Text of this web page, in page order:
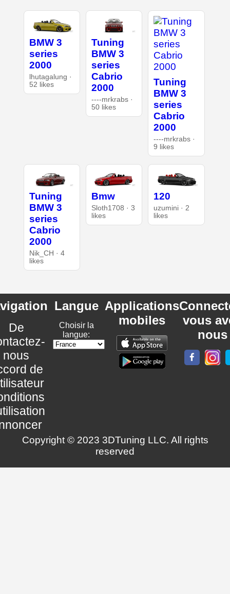
BMW 3
series
2000
lhutagalung ·
52 likes
Tuning
BMW 3
series
Cabrio
2000
----mrkrabs ·
50 likes
Tuning
BMW 3
series
Cabrio
2000
----mrkrabs ·
9 likes
Tuning
BMW 3
series
Cabrio
2000
Nik_CH · 4
likes
Bmw
Sloth1708 · 3
likes
120
uzumini · 2
likes
De
nous
de
Langue
Choisir la
langue:
Applications
mobiles
vous
nous
Copyright © 2023 3DTuning LLC. All rights
reserved